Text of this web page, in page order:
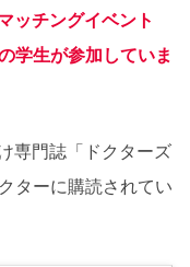
ッチングイベント
学生が参加していま
専門誌「ドクターズ
ターに購読されてい